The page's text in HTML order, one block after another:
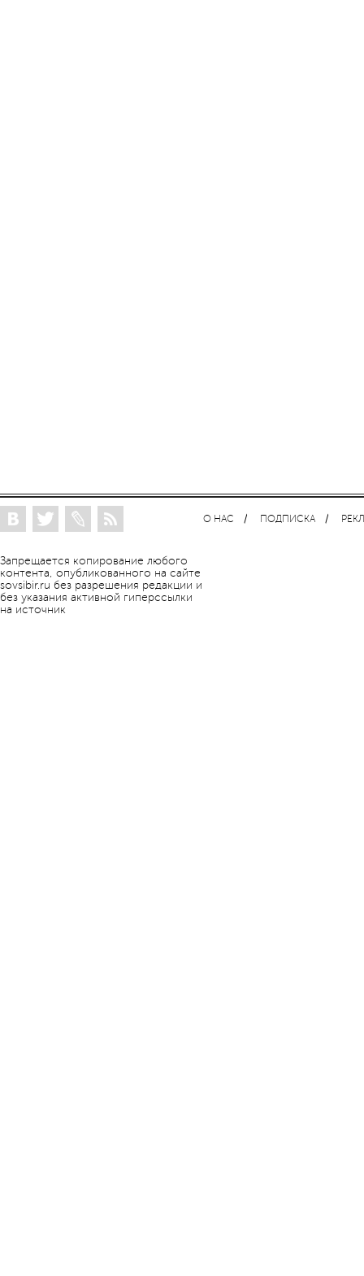
Запрещается копирование любого
контента, опубликованного на сайте
sovsibir.ru без разрешения редакции и
без указания активной гиперссылки
на источник
О НАС ПОДПИСКА